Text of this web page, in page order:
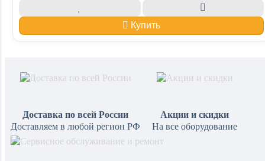
Купить
Доставка по всей России
Доставляем в любой регион РФ
Акции и скидки
На все оборудование